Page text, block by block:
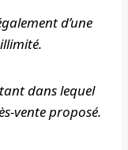
d’une
dans lequel
vente proposé.